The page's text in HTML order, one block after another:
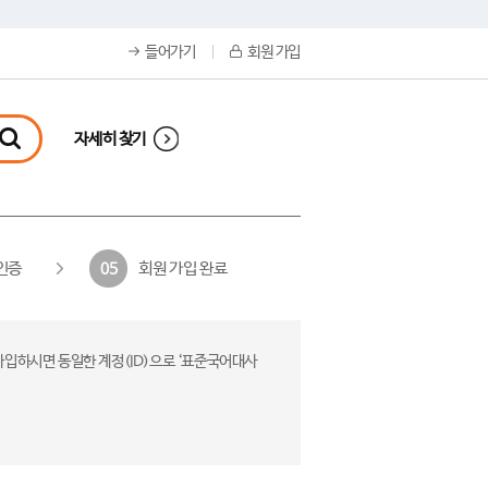
들어가기 회원 가입
자세히 찾기
증 05 회원 가입 완료
하시면 동일한 계정(ID)으로 ‘표준국어대사